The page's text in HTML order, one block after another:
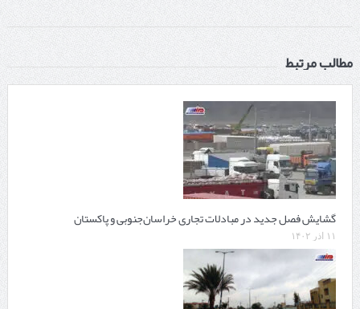
مطالب مرتبط
گشایش فصل جدید در مبادلات تجاری خراسان‌جنوبی و پاکستان
۱۱ آذر ۱۴۰۲